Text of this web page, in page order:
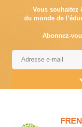
Vous souhaitez
du monde de
Abonnez-